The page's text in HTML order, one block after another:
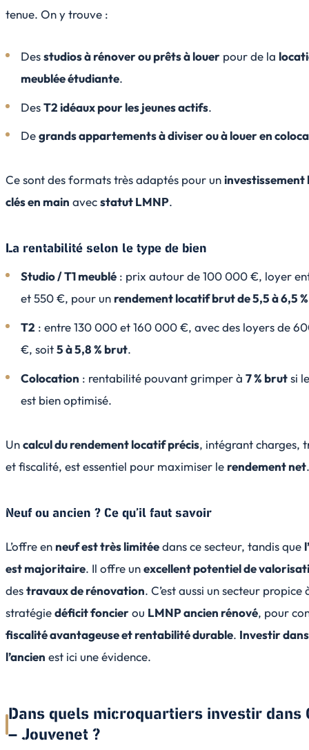
tenue. On y trouve :
Desstudios à rénover ou prêts à louer pour de la
meublée étudiante.
DesT2 idéaux pour les jeunes actifs.
Degrands appartements à diviser ou à louer en
Ce sont des formats très adaptés pour uninvestissement
clés en main avecstatut LMNP.
La rentabilité selon le type de bien
Studio / T1 meublé : prix autour de 100 000 €, loyer
et 550 €, pour un rendement locatif brut de 5,5 à 6,5 %
T2 : entre 130 000 et 160 000 €, avec des loyers de
€, soit5 à 5,8 % brut.
Colocation : rentabilité pouvant grimper à7 % brutsi
est bien optimisé.
Uncalcul durendement locatifprécis, intégrant charges,
et fiscalité, est essentiel pour maximiser le rendement net.
Neuf ou ancien ? Ce qu’il faut savoir
L’offre en neuf est très limitéedans ce secteur, tandis que
est majoritaire. Il offre unexcellent potentiel de
destravaux de rénovation. C’est aussi un secteur propice
stratégiedéficit foncierou LMNP ancien rénové, pour
fiscalité avantageuse et rentabilité durable. Investir dans
l’ancien est ici une évidence.
Dans quels microquartiers investir dans
– Jouvenet ?